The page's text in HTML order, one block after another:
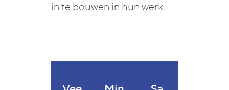
in te bouwen in hun werk.